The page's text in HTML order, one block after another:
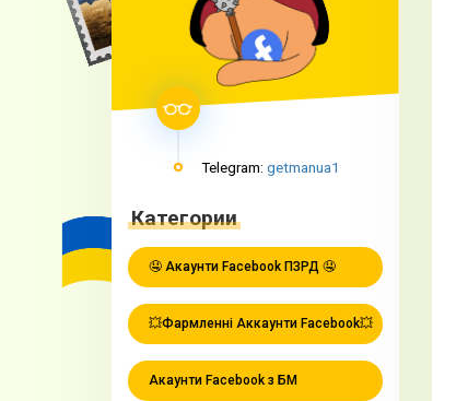
Telegram: getmanua1
Категории
🤤 Акаунти Facebook ПЗРД 🤤
💥Фармленні Аккаунти Facebook💥
Акаунти Facebook з БМ